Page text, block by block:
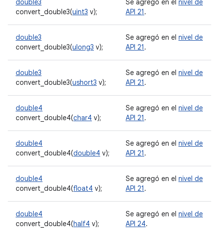
double3
convert_double3(uint3 v);
Se agregó en el nivel de
API 21.
double3
convert_double3(ulong3 v);
Se agregó en el nivel de
API 21.
double3
convert_double3(ushort3 v);
Se agregó en el nivel de
API 21.
double4
convert_double4(char4 v);
Se agregó en el nivel de
API 21.
double4
convert_double4(double4 v);
Se agregó en el nivel de
API 21.
double4
convert_double4(float4 v);
Se agregó en el nivel de
API 21.
double4
convert_double4(half4 v);
Se agregó en el nivel de
API 24.